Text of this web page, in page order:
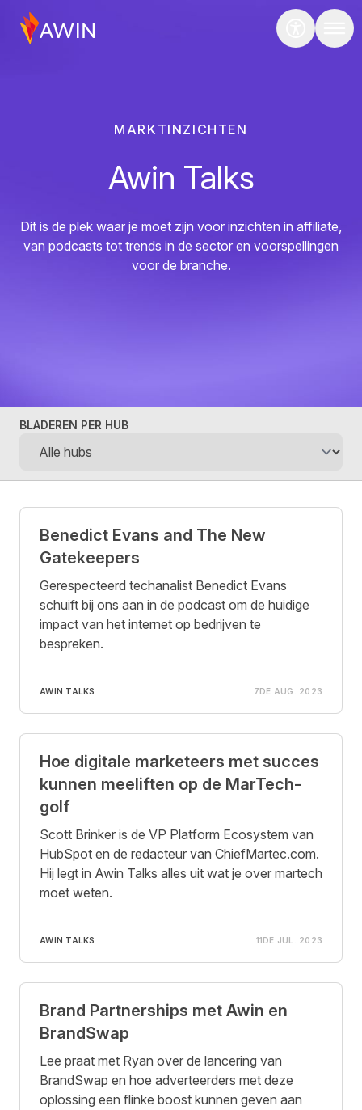
MARKTINZICHTEN
Awin Talks
Dit is de plek waar je moet zijn voor inzichten in affiliate,
van podcasts tot trends in de sector en voorspellingen
voor de branche.
BLADEREN PER HUB
Posts
Benedict Evans and The New
Gatekeepers
Gerespecteerd techanalist Benedict Evans
schuift bij ons aan in de podcast om de huidige
impact van het internet op bedrijven te
bespreken.
AWIN TALKS 7DE AUG. 2023
Hoe digitale marketeers met succes
kunnen meeliften op de MarTech-
golf
Scott Brinker is de VP Platform Ecosystem van
HubSpot en de redacteur van ChiefMartec.com.
Hij legt in Awin Talks alles uit wat je over martech
moet weten.
AWIN TALKS 11DE JUL. 2023
Brand Partnerships met Awin en
BrandSwap
Lee praat met Ryan over de lancering van
BrandSwap en hoe adverteerders met deze
oplossing een flinke boost kunnen geven aan